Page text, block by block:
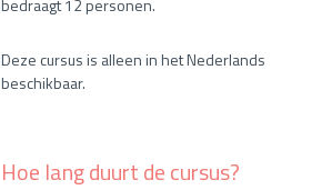
Deze cursus is alleen in het Nederlands
beschikbaar.
Hoe lang duurt de cursus?